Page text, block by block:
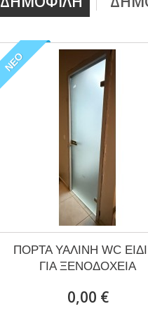
ΝΈΟ
ΠΟΡΤΑ ΥΑΛΙΝΗ WC
ΓΙΑ ΞΕΝΟΔΟΧΕΙΑ
0,00 €